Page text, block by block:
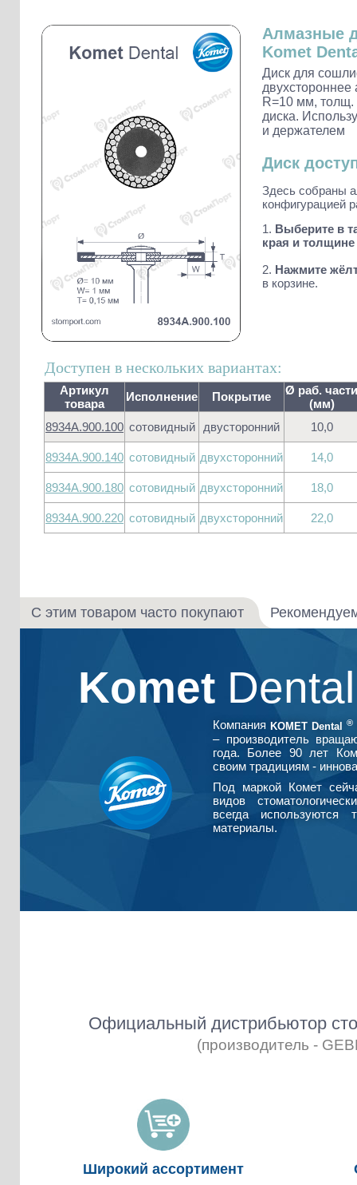
Наконечники и переходники KaVo
Алмазные
Komet
Диск для
R=10 мм, толщ.
диска.
и держателем
Диск
Здесь собраны
конфигурацией
1. Выберите в
края и толщине
2. Нажмите
в корзине.
Доступен в нескольких вариантах:
Артикул
товара
Исполнение Покрытие
Ø раб. части
(мм)
8934A.900.100 сотовидный двусторонний 10,0
8934A.900.140 сотовидный двухсторонний 14,0
8934A.900.180 сотовидный двухсторонний 18,0
8934A.900.220 сотовидный двухсторонний 22,0
С этим товаром часто покупают
Komet
Компания KOMET Dental ®
– производитель
года. Более 90 лет
своим традициям -
Под маркой Комет
видов
всегда используются
материалы.
Официальный дистрибьютор
(производитель -
Широкий ассортимент